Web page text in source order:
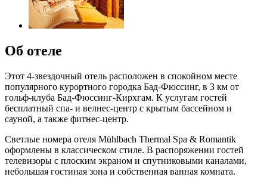
Об отеле
Этот 4-звездочный отель расположен в спокойном месте
популярного курортного городка Бад-Фюссинг, в 3 км от
гольф-клуба Бад-Фюссинг-Кирхгам. К услугам гостей
бесплатный спа- и велнес-центр с крытым бассейном и
сауной, а также фитнес-центр.
Светлые номера отеля Mühlbach Thermal Spa & Romantik
оформлены в классическом стиле. В распоряжении гостей
телевизоры с плоским экраном и спутниковыми каналами,
небольшая гостиная зона и собственная ванная комната.